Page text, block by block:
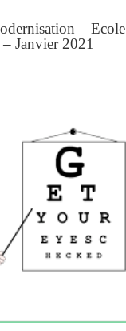
– Ecole
Janvier 2021